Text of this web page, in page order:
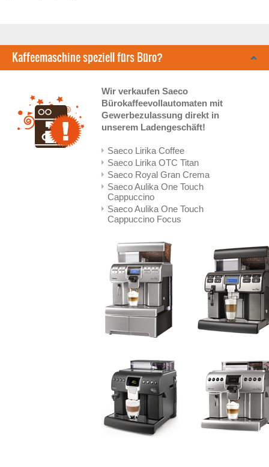
Kaffeemaschine speziell fürs Büro?
Wir verkaufen Saeco
Bürokaffeevollautomaten mit
Gewerbezulassung direkt in
unserem Ladengeschäft!
Saeco Lirika Coffee
Saeco Lirika OTC Titan
Saeco Royal Gran Crema
Saeco Aulika One Touch
Cappuccino
Saeco Aulika One Touch
Cappuccino Focus